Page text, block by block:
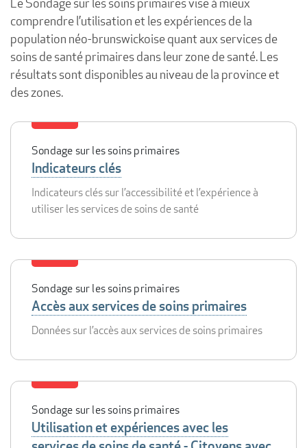
comprendre l’utilisation et les expériences de la
population néo-brunswickoise quant aux services de
soins de santé primaires dans leur zone de santé. Les
résultats sont disponibles au niveau de la province et
des zones.
Sondage sur les soins primaires
Indicateurs clés
Indicateurs clés sur l’accessibilité et l’expérience à
utiliser les services de soins de santé
Sondage sur les soins primaires
Accès aux services de soins primaires
Données sur l’accès aux services de soins primaires
Sondage sur les soins primaires
Utilisation et expériences avec les